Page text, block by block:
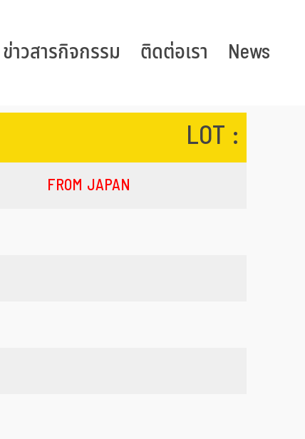
ข่าวสารกิจกรรม ติดต่อเรา News
LOT :
FROM JAPAN